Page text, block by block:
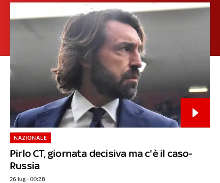
Pirlo CT, giornata decisiva ma c'è il caso-
Russia
NAZIONALE
26 lug - 00:28